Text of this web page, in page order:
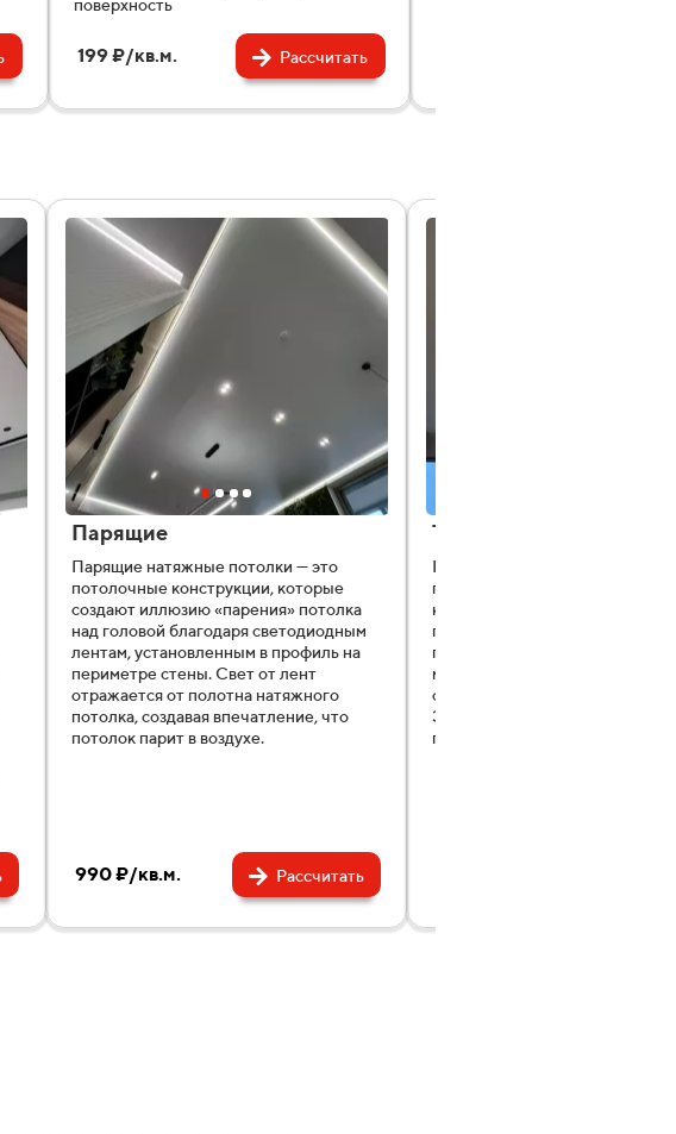
поверхность
199 ₽/кв.м. Рассчитать
Парящие
Парящие натяжные потолки — это
потолочные конструкции, которые
создают иллюзию «парения» потолка
над головой благодаря светодиодным
лентам, установленным в профиль на
периметре стены. Свет от лент
отражается от полотна натяжного
потолка, создавая впечатление, что
потолок парит в воздухе.
990 ₽/кв.м. Рассчитать
Теневые
Натяжные потолки с теневым
профилем образуют чёткий
кант шириной 6 мм по всему
помещения. Не требуют
периметра вставкой. Прочная
металлическая конструкция
обеспечивает равномерную
Это современный способ
помещения.